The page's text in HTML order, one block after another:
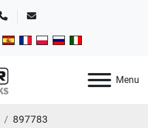
TelefonE-mail
Menu
897783